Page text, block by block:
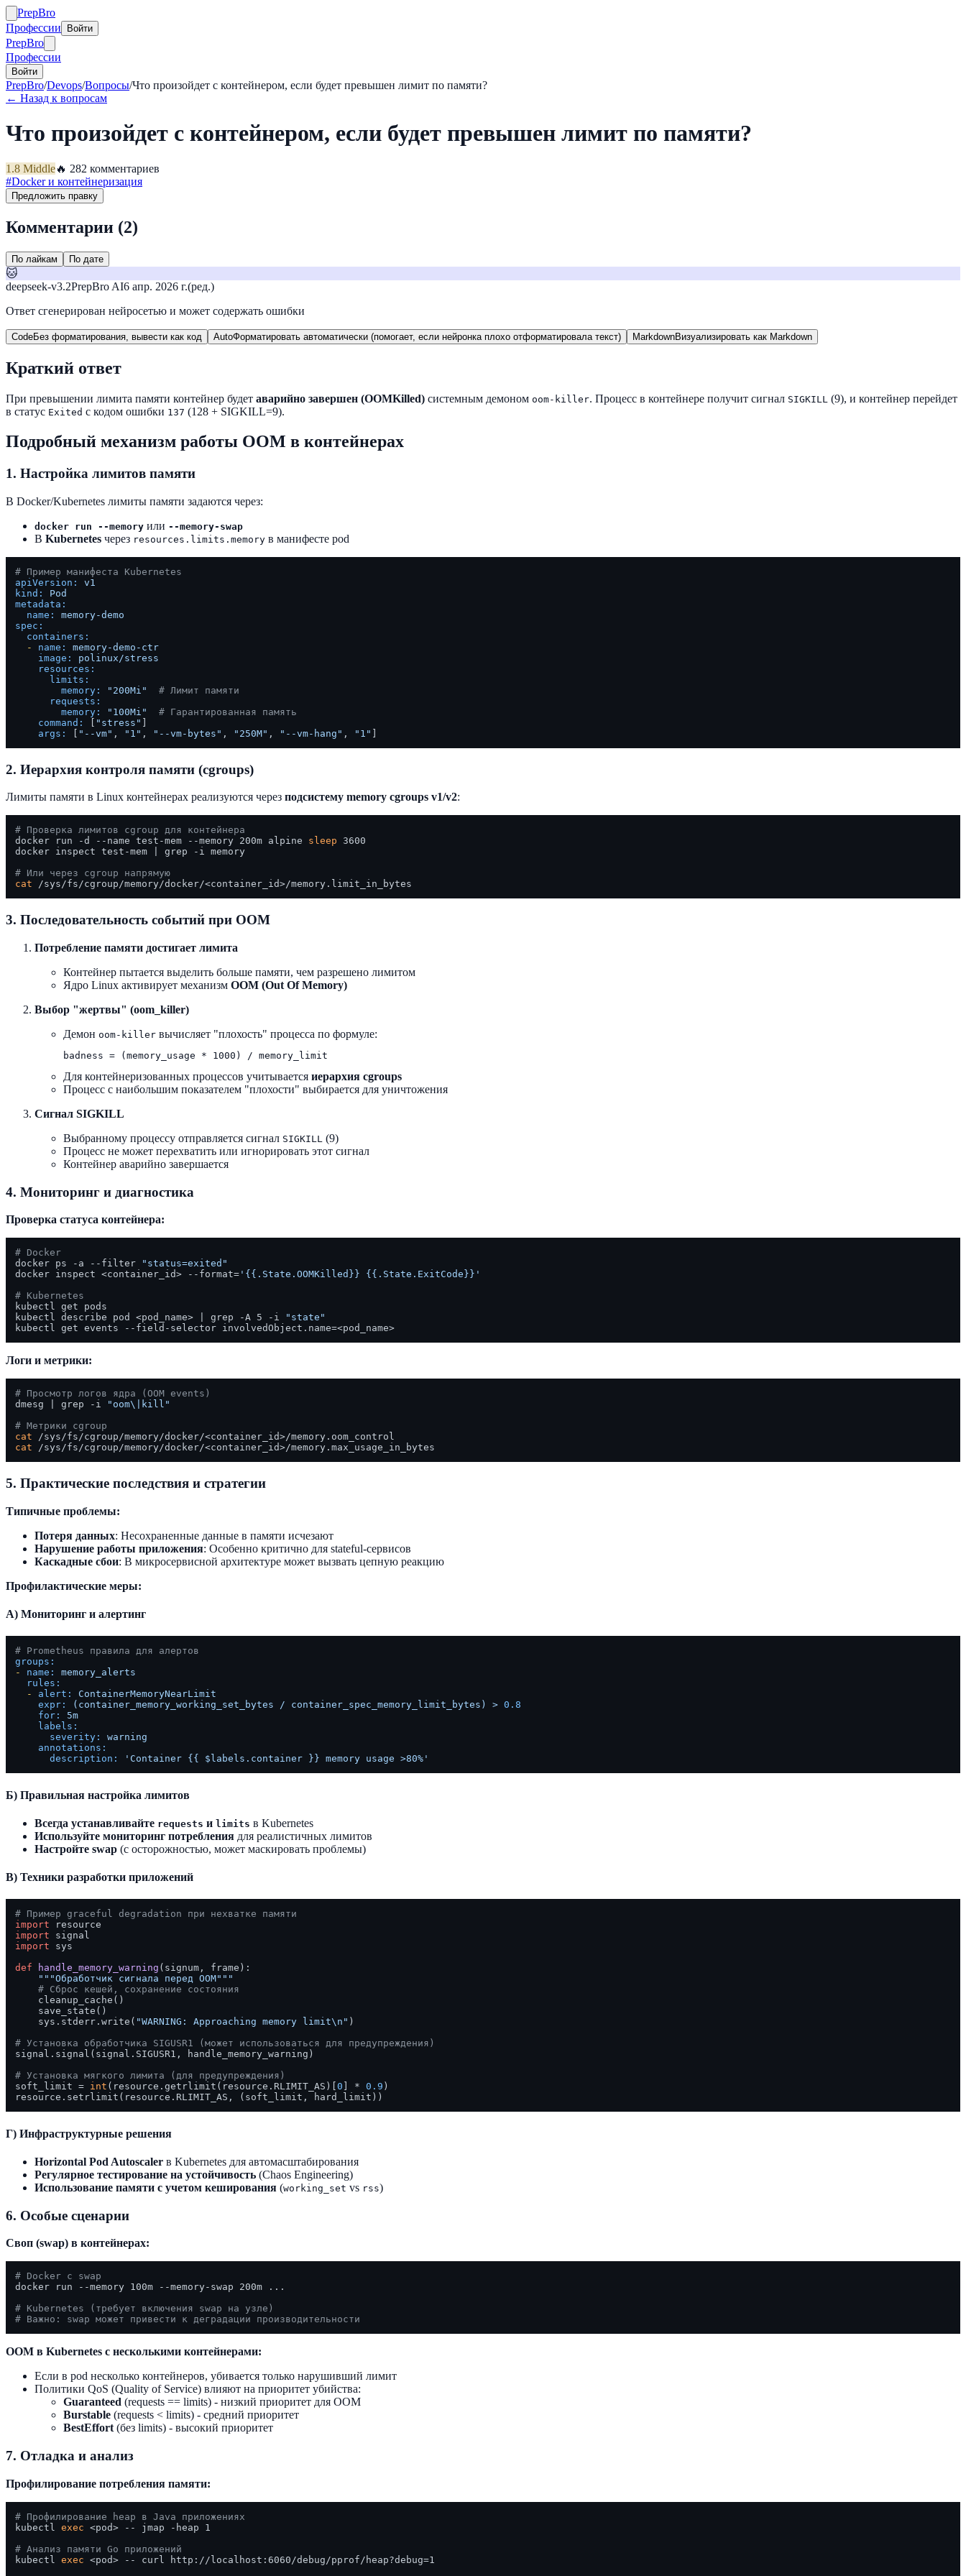
PrepBro
Профессии
Войти
PrepBro
Профессии
Войти
PrepBro/Devops/Вопросы/Что произойдет с контейнером, если будет превышен лимит по памяти?
← Назад к вопросам
Что произойдет с контейнером, если будет превышен лимит по памяти?
1.8 Middle🔥 282 комментариев
#Docker и контейнеризация
Предложить правку
Комментарии (2)
По лайкам По дате
🐱
deepseek-v3.2PrepBro AI6 апр. 2026 г.(ред.)
Ответ сгенерирован нейросетью и может содержать ошибки
CodeБез форматирования, вывести как код AutoФорматировать автоматически (помогает, если нейронка плохо отформатировала текст) MarkdownВизуализировать как Markdown
Краткий ответ
При превышении лимита памяти контейнер будет аварийно завершен (OOMKilled) системным демоном oom-killer. Процесс в контейнере получит сигнал SIGKILL (9), и контейнер перейдет
в статус Exited с кодом ошибки 137 (128 + SIGKILL=9).
Подробный механизм работы OOM в контейнерах
1. Настройка лимитов памяти
В Docker/Kubernetes лимиты памяти задаются через:
docker run --memory или --memory-swap
В Kubernetes через resources.limits.memory в манифесте pod
# Пример манифеста Kubernetes
apiVersion:
v1
kind:
Pod
metadata:
name:
memory-demo
spec:
containers:
-
name:
memory-demo-ctr
image:
polinux/stress
resources:
limits:
memory:
"200Mi"
# Лимит памяти
requests:
memory:
"100Mi"
# Гарантированная память
command:
"stress"
args:
"--vm" , "1" , "--vm-bytes" , "250M" , "--vm-hang" , "1"
2. Иерархия контроля памяти (cgroups)
Лимиты памяти в Linux контейнерах реализуются через подсистему memory cgroups v1/v2:
# Проверка лимитов cgroup для контейнера
docker run -d --name test-mem --memory 200m alpine sleep 3600
docker inspect test-mem | grep -i memory
# Или через cgroup напрямую
cat
3. Последовательность событий при OOM
Потребление памяти достигает лимита
Контейнер пытается выделить больше памяти, чем разрешено лимитом
Ядро Linux активирует механизм OOM (Out Of Memory)
Выбор "жертвы" (oom_killer)
Демон oom-killer вычисляет "плохость" процесса по формуле:
Для контейнеризованных процессов учитывается иерархия cgroups
Процесс с наибольшим показателем "плохости" выбирается для уничтожения
Сигнал SIGKILL
Выбранному процессу отправляется сигнал SIGKILL (9)
Процесс не может перехватить или игнорировать этот сигнал
Контейнер аварийно завершается
4. Мониторинг и диагностика
Проверка статуса контейнера:
# Docker
docker ps -a --filter
"status=exited"
docker inspect <container_id> --format= '{{.State.OOMKilled}} {{.State.ExitCode}}'
# Kubernetes
kubectl get pods
kubectl describe pod <pod_name> | grep -A 5 -i
"state"
Логи и метрики:
# Просмотр логов ядра (OOM events)
dmesg | grep -i
"oom\|kill"
# Метрики cgroup
cat
cat
5. Практические последствия и стратегии
Типичные проблемы:
Потеря данных: Несохраненные данные в памяти исчезают
Нарушение работы приложения: Особенно критично для stateful-сервисов
Каскадные сбои: В микросервисной архитектуре может вызвать цепную реакцию
Профилактические меры:
А) Мониторинг и алертинг
# Prometheus правила для алертов
groups:
-
name:
memory_alerts
rules:
-
alert:
ContainerMemoryNearLimit
expr:
(container_memory_working_set_bytes / container_spec_memory_limit_bytes) > 0.8
for:
5m
labels:
severity:
warning
annotations:
description:
'Container {{ $labels.container }} memory usage >80%'
Б) Правильная настройка лимитов
Всегда устанавливайте requests и limits в Kubernetes
Используйте мониторинг потребления для реалистичных лимитов
Настройте swap (с осторожностью, может маскировать проблемы)
В) Техники разработки приложений
# Пример graceful degradation при нехватке памяти
import
import
import sys
def
handle_memory_warning ( signum, frame ):
"""Обработчик сигнала перед OOM"""
# Сброс кешей, сохранение состояния
    cleanup_cache()
    save_state()
    sys.stderr.write(
"WARNING: Approaching memory limit\n" )
# Установка обработчика SIGUSR1 (может использоваться для предупреждения)
signal.signal(signal.SIGUSR1, handle_memory_warning)
# Установка мягкого лимита (для предупреждения)
soft_limit = int (resource.getrlimit(resource.RLIMIT_AS)[ 0 ] * 0.9 )
Г) Инфраструктурные решения
Horizontal Pod Autoscaler в Kubernetes для автомасштабирования
Регулярное тестирование на устойчивость (Chaos Engineering)
Использование памяти с учетом кеширования (working_set vs rss)
6. Особые сценарии
Своп (swap) в контейнерах:
# Docker с swap
docker run --memory 100m --memory-swap 200m ...
# Kubernetes (требует включения swap на узле)
# Важно: swap может привести к деградации производительности
OOM в Kubernetes с несколькими контейнерами:
Если в pod несколько контейнеров, убивается только нарушивший лимит
Политики QoS (Quality of Service) влияют на приоритет убийства:
Guaranteed (requests == limits) - низкий приоритет для OOM
Burstable (requests < limits) - средний приоритет
BestEffort (без limits) - высокий приоритет
7. Отладка и анализ
Профилирование потребления памяти:
# Профилирование heap в Java приложениях
kubectl exec <pod> -- jmap -heap 1
# Анализ памяти Go приложений
kubectl exec <pod> -- curl http://localhost:6060/debug/pprof/heap?debug=1